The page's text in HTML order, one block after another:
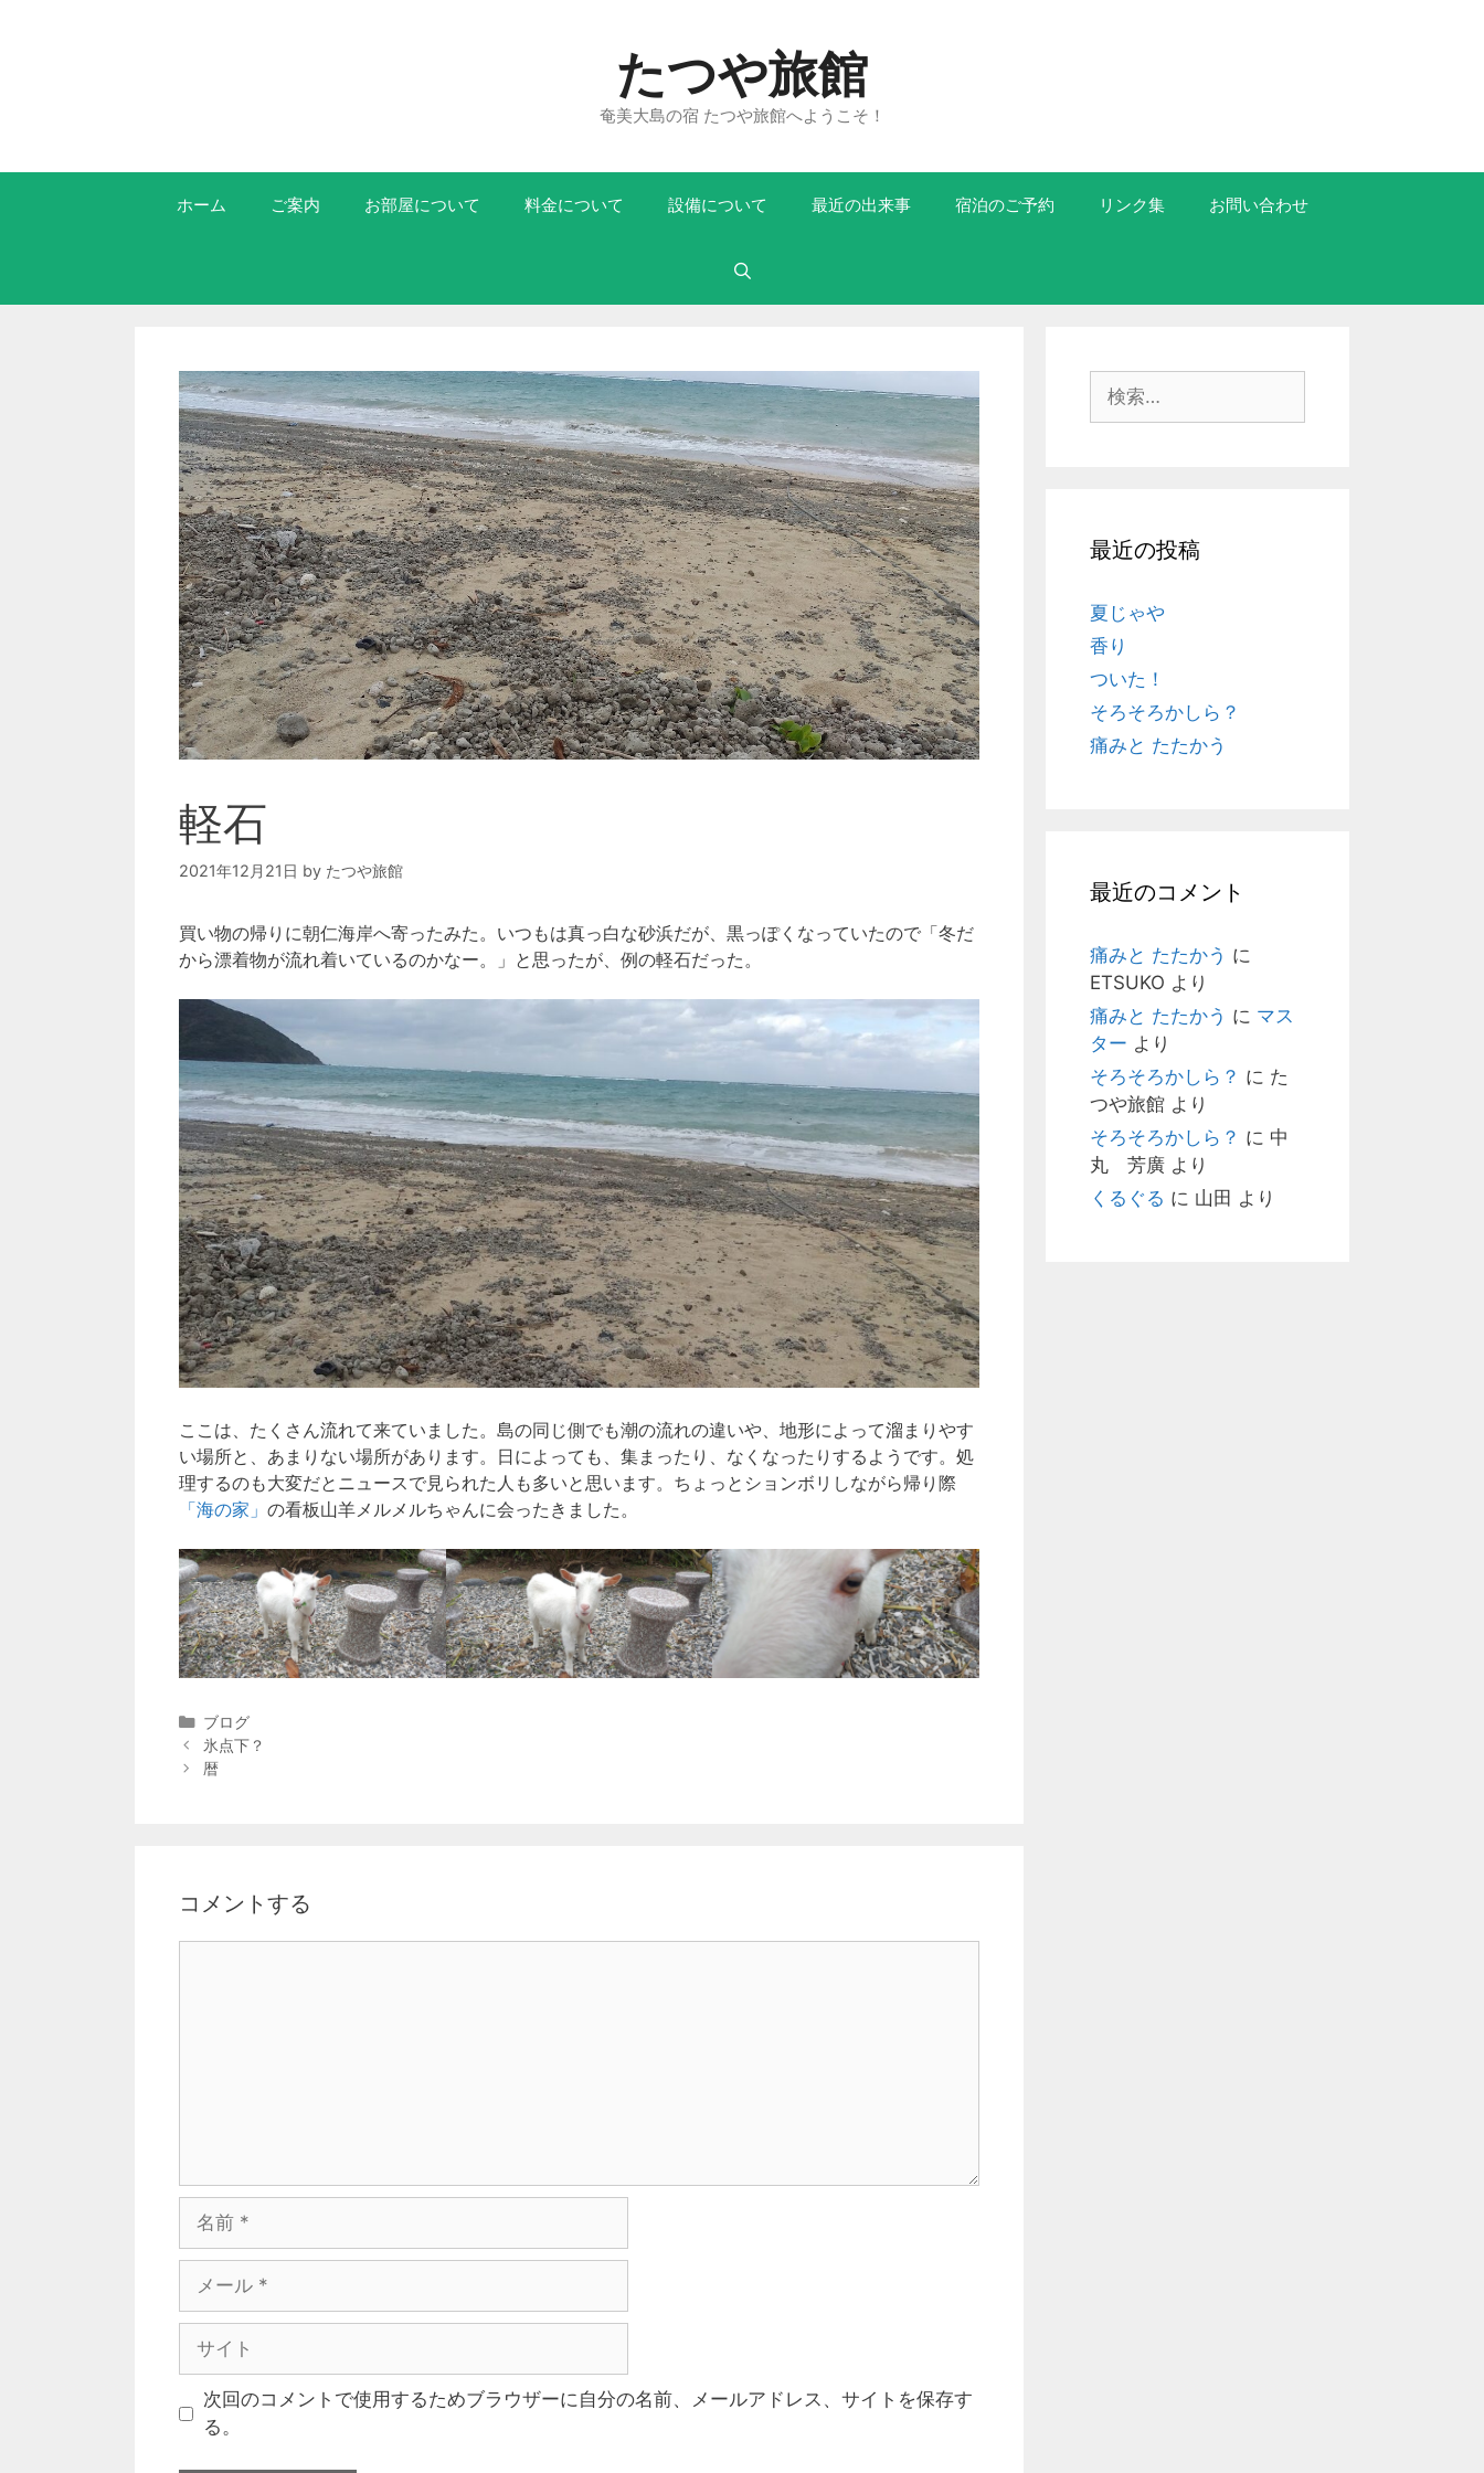
たつや旅館
奄美大島の宿 たつや旅館へようこそ！
ホーム ご案内 お部屋について 料金について 設備について 最近の出来事 宿泊のご予約 リンク集 お問い合わせ
軽石
2021年12月21日 by たつや旅館
買い物の帰りに朝仁海岸へ寄ったみた。いつもは真っ白な砂浜だが、黒っぽくなっていたので「冬だ
から漂着物が流れ着いているのかなー。」と思ったが、例の軽石だった。
ここは、たくさん流れて来ていました。島の同じ側でも潮の流れの違いや、地形によって溜まりやす
い場所と、あまりない場所があります。日によっても、集まったり、なくなったりするようです。処
理するのも大変だとニュースで見られた人も多いと思います。ちょっとションボリしながら帰り際
「海の家」 の看板山羊メルメルちゃんに会ったきました。
ブログ
氷点下？
暦
コメントする
次回のコメントで使用するためブラウザーに自分の名前、メールアドレス、サイトを保存す
る。
最近の投稿
夏じゃや
香り
ついた！
そろそろかしら？
痛みと たたかう
最近のコメント
痛みと たたかう に
ETSUKO より
痛みと たたかう に マス
ター より
そろそろかしら？ に た
つや旅館 より
そろそろかしら？ に 中
丸 芳廣 より
くるぐる に 山田 より